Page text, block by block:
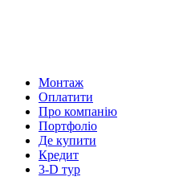
Монтаж
Оплатити
Про компанію
Портфоліо
Де купити
Кредит
3-D тур